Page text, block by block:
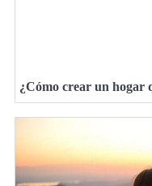
¿Cómo crear un hogar